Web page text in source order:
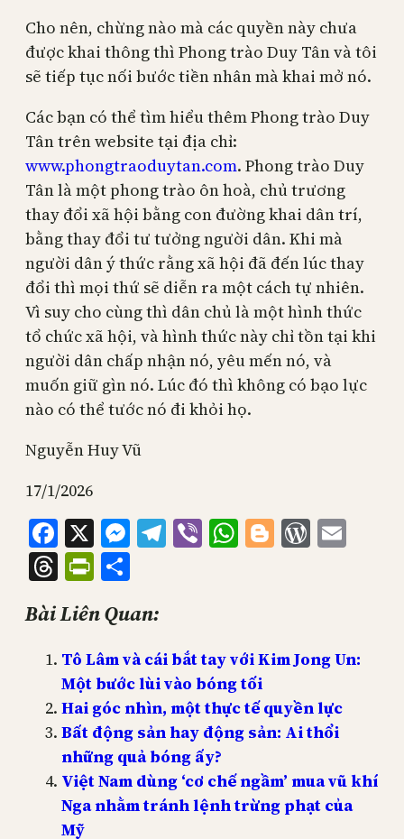
Cho nên, chừng nào mà các quyền này chưa
được khai thông thì Phong trào Duy Tân và tôi
sẽ tiếp tục nối bước tiền nhân mà khai mở nó.
Các bạn có thể tìm hiểu thêm Phong trào Duy
Tân trên website tại địa chỉ:
www.phongtraoduytan.com. Phong trào Duy
Tân là một phong trào ôn hoà, chủ trương
thay đổi xã hội bằng con đường khai dân trí,
bằng thay đổi tư tưởng người dân. Khi mà
người dân ý thức rằng xã hội đã đến lúc thay
đổi thì mọi thứ sẽ diễn ra một cách tự nhiên.
Vì suy cho cùng thì dân chủ là một hình thức
tổ chức xã hội, và hình thức này chỉ tồn tại khi
người dân chấp nhận nó, yêu mến nó, và
muốn giữ gìn nó. Lúc đó thì không có bạo lực
nào có thể tước nó đi khỏi họ.
Nguyễn Huy Vũ
17/1/2026
Facebook
X Messenger
Telegram
ViberWhatsApp
Blogger
ThreadsPrintFriendly
Bài Liên Quan:
Tô Lâm và cái bắt tay với Kim Jong Un:
Một bước lùi vào bóng tối
Hai góc nhìn, một thực tế quyền lực
Bất động sản hay động sản: Ai thổi
những quả bóng ấy?
Việt Nam dùng ‘cơ chế ngầm’ mua vũ khí
Nga nhằm tránh lệnh trừng phạt của
Mỹ